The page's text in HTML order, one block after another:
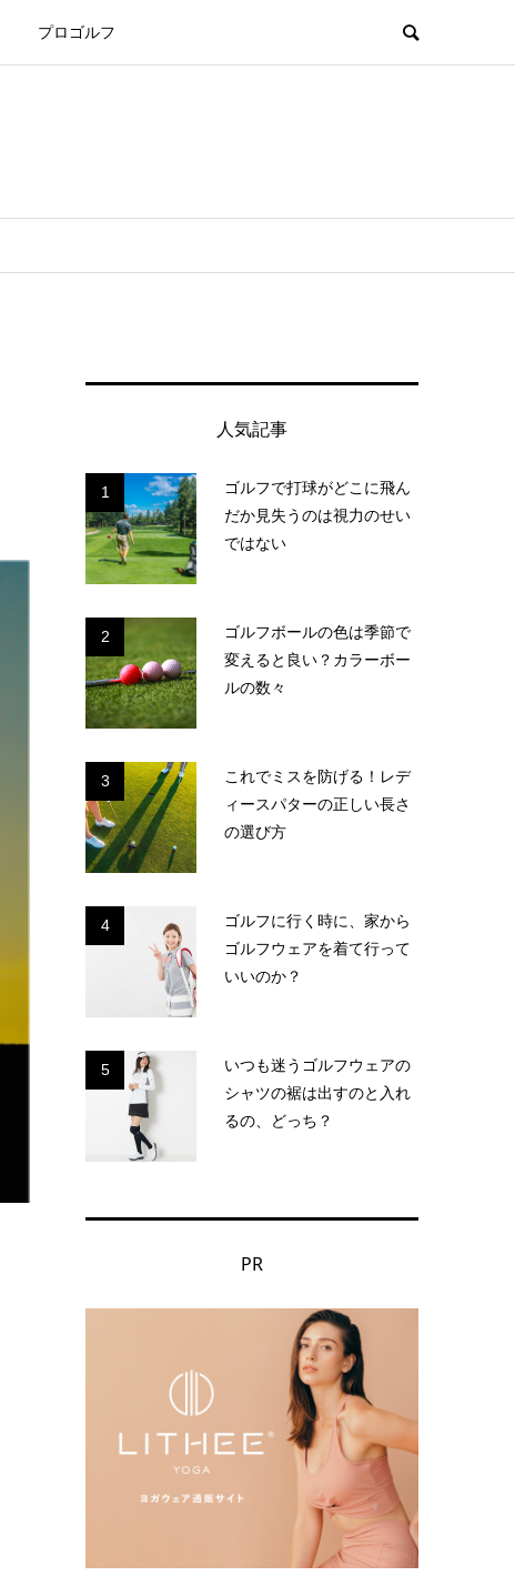
プロゴルフ
人気記事
1
ゴルフで打球がどこに飛ん
だか見失うのは視力のせい
ではない
2
ゴルフボールの色は季節で
変えると良い？カラーボー
ルの数々
3
これでミスを防げる！レデ
ィースパターの正しい長さ
の選び方
4
ゴルフに行く時に、家から
ゴルフウェアを着て行って
いいのか？
5
いつも迷うゴルフウェアの
シャツの裾は出すのと入れ
るの、どっち？
PR